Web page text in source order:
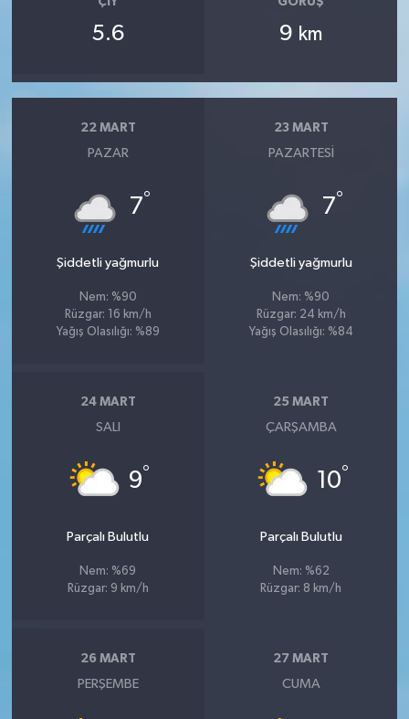
5.6 9 km
22 MART
PAZAR
7°
Şiddetli yağmurlu
Nem: %90
Rüzgar: 16 km/h
Yağış Olasılığı: %89
23 MART
PAZARTESI
7°
Şiddetli yağmurlu
Nem: %90
Rüzgar: 24 km/h
Yağış Olasılığı: %84
24 MART
SALI
9°
Parçalı Bulutlu
Nem: %69
Rüzgar: 9 km/h
25 MART
ÇARŞAMBA
10°
Parçalı Bulutlu
Nem: %62
Rüzgar: 8 km/h
26 MART
PERŞEMBE
27 MART
CUMA